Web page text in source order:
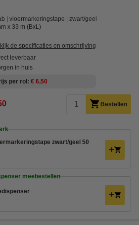
vloermarkeringstape
zwart/geel
x 33 m (BxL)
de specificaties en omschrijving
leverbaar
in huis
per rol
€ 6,50
Bestellen
zwart/geel 50
meebestellen